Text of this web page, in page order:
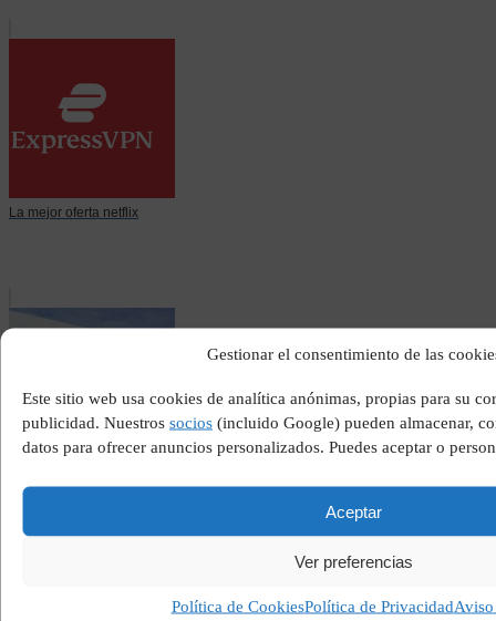
Gestionar el consentimiento de las
Este sitio web usa cookies de analítica anónimas, propias para su
publicidad. Nuestros socios (incluido Google) pueden almacenar,
datos para ofrecer anuncios personalizados. Puedes aceptar o
Aceptar
Ver preferencias
Política de CookiesPolítica de Privacidad
La mejor oferta netflix
fisicamente